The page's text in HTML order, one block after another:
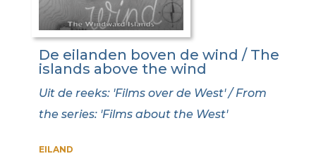
De eilanden boven de wind / The
islands above the wind
Uit de reeks: 'Films over de West' / From
the series: 'Films about the West'
EILAND